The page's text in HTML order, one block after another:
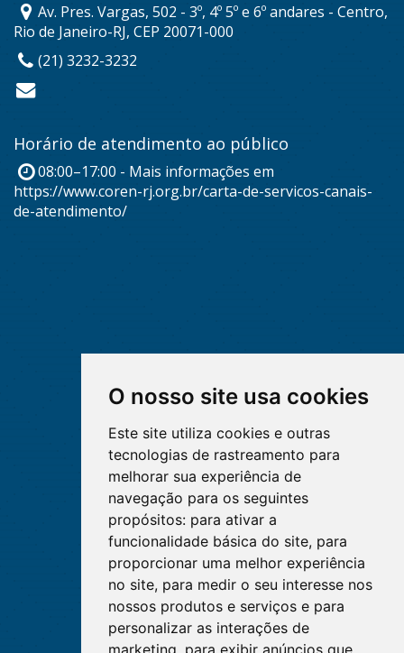
O nosso site usa cookies
Este site utiliza cookies e outras
tecnologias de rastreamento para
melhorar sua experiência de
navegação para os seguintes
propósitos: para ativar a
funcionalidade básica do site, para
proporcionar uma melhor experiência
no site, para medir o seu interesse nos
nossos produtos e serviços e para
personalizar as interações de
marketing para exibir anúncios que
Av. Pres. Vargas, 502 - 3º, 4º 5º e 6º andares - Centro,
Rio de Janeiro-RJ, CEP 20071-000
(21) 3232-3232
Horário de atendimento ao público
08:00–17:00 - Mais informações em
https://www.coren-rj.org.br/carta-de-servicos-canais-
de-atendimento/